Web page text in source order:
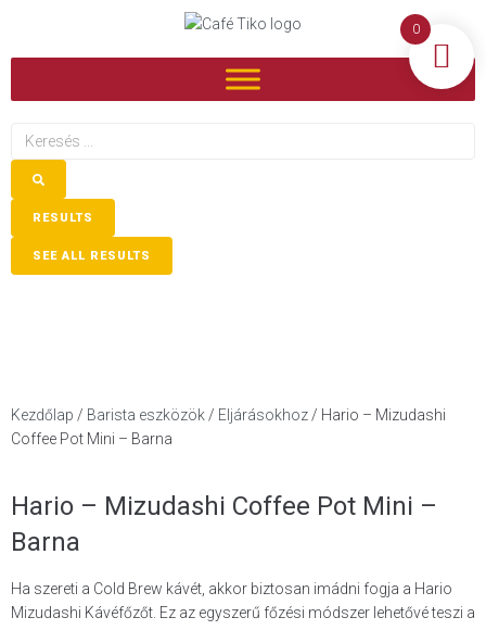
RESULTS
SEE ALL RESULTS
Kezdőlap / Barista eszközök / Eljárásokhoz / Hario – Mizudashi
Coffee Pot Mini – Barna
Hario – Mizudashi Coffee Pot Mini –
Barna
Ha szereti a Cold Brew kávét, akkor biztosan imádni fogja a Hario
Mizudashi Kávéfőzőt. Ez az egyszerű főzési módszer lehetővé teszi a
0